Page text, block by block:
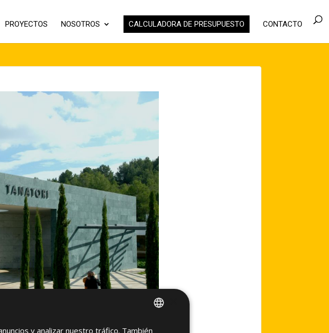
PROYECTOS NOSOTROS CALCULADORA DE PRESUPUESTO CONTACTO
SPANISH
y analizar nuestro tráfico. También